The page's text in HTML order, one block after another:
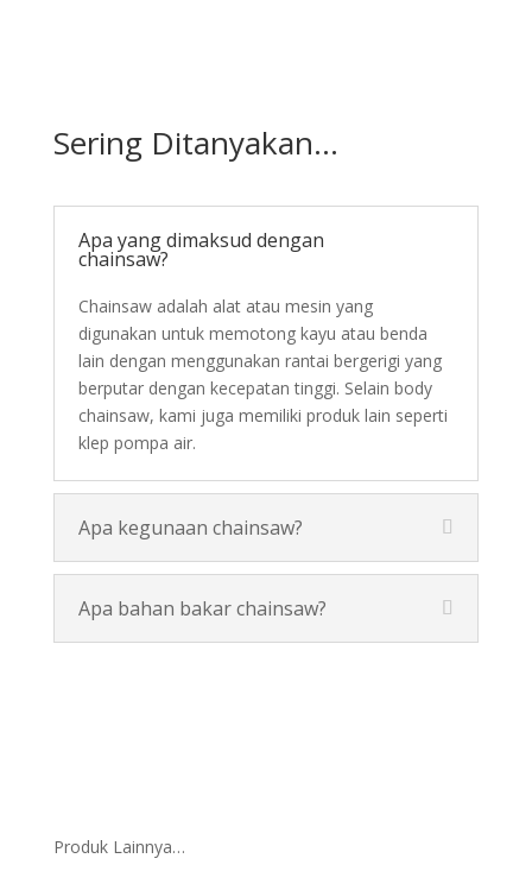
Sering Ditanyakan...
Apa yang dimaksud dengan
chainsaw?
Chainsawadalah alat atau mesin yang
digunakan untuk memotong kayu atau benda
lain dengan menggunakan rantai bergerigi yang
berputar dengan kecepatan tinggi. Selain body
chainsaw, kami juga memiliki produk lain seperti
klep pompa air.
Apa kegunaan chainsaw?
Apa bahan bakar chainsaw?
Produk Lainnya…